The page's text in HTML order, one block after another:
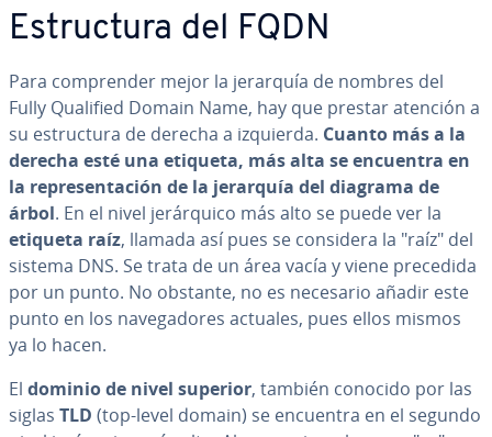
Es­tru­c­tu­ra del FQDN
Para co­m­pre­n­der mejor la jerarquía de nombres del
Fully Qualified Domain Name, hay que prestar atención a
su es­tru­c­tu­ra de derecha a izquierda. Cuanto más a la
derecha esté una etiqueta, más alta se encuentra en
la re­pre­se­n­ta­ción de la jerarquía del diagrama de
árbol. En el nivel je­rá­r­qui­co más alto se puede ver la
etiqueta raíz, llamada así pues se considera la "raíz" del
sistema DNS. Se trata de un área vacía y viene precedida
por un punto. No obstante, no es necesario añadir este
punto en los na­ve­ga­do­res actuales, pues ellos mismos
ya lo hacen.
El dominio de nivel superior, también conocido por las
siglas TLD (top-level domain) se encuentra en el segundo